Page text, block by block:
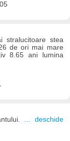
stralucitoare stea
de ori mai mare
8.65 ani lumina
... deschide